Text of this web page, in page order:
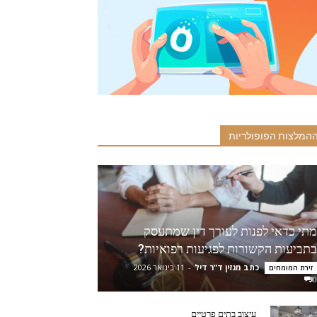
הפופולריות
מתי כדאי לפנות לעורך דין שמתעסק
בתביעות הקשורות לפגיעות רפואיות?
זירת המומחים כתב מגזין ד"ר דיל - 11 בינואר 2026
0
עיצוב בתים פרטיים